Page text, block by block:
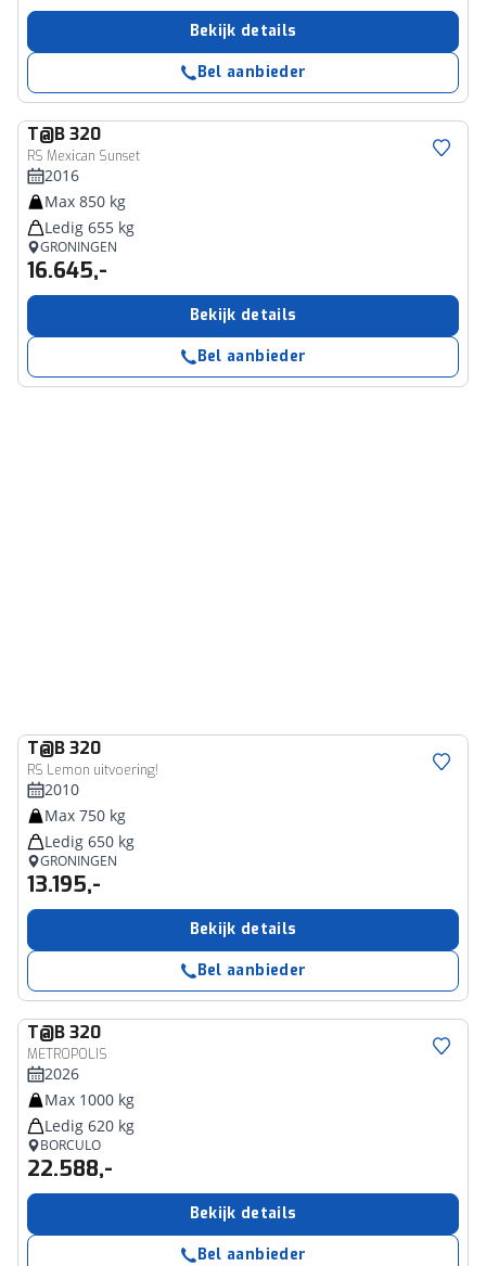
Bekijk details
Bel aanbieder
T@B320
RS Mexican Sunset
2016
Max 850 kg
Ledig 655 kg
GRONINGEN
16.645,-
Bekijk details
Bel aanbieder
T@B320
RS Lemon uitvoering!
2010
Max 750 kg
Ledig 650 kg
GRONINGEN
13.195,-
Bekijk details
Bel aanbieder
T@B320
METROPOLIS
2026
Max 1000 kg
Ledig 620 kg
BORCULO
22.588,-
Bekijk details
Bel aanbieder